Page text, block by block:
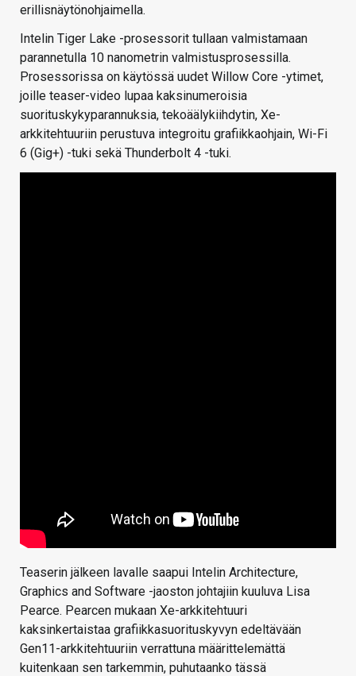
erillisnäytönohjaimella.
Intelin Tiger Lake -prosessorit tullaan valmistamaan
parannetulla 10 nanometrin valmistusprosessilla.
Prosessorissa on käytössä uudet Willow Core -ytimet,
joille teaser-video lupaa kaksinumeroisia
suorituskykyparannuksia, tekoäälykiihdytin, Xe-
arkkitehtuuriin perustuva integroitu grafiikkaohjain, Wi-Fi
6 (Gig+) -tuki sekä Thunderbolt 4 -tuki.
Teaserin jälkeen lavalle saapui Intelin Architecture,
Graphics and Software -jaoston johtajiin kuuluva Lisa
Pearce. Pearcen mukaan Xe-arkkitehtuuri
kaksinkertaistaa grafiikkasuorituskyvyn edeltävään
Gen11-arkkitehtuuriin verrattuna määrittelemättä
kuitenkaan sen tarkemmin, puhutaanko tässä